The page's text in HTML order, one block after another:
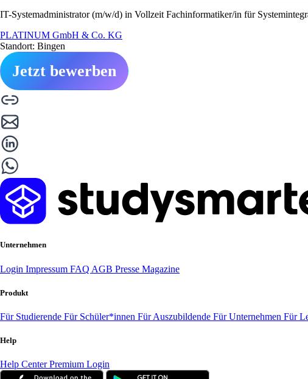
IT-Systemadministrator (m/w/d) in Vollzeit Fachinformatiker/in für
PLATINUM GmbH & Co. KG
Standort: Bingen
Jetzt bewerben
Unternehmen
Login Impressum FAQ AGB Presse Magazine
Produkt
Für Studierende Für Schüler*innen Für Auszubildende Für Unternehmen Für
Help
Help CenterPremium Login